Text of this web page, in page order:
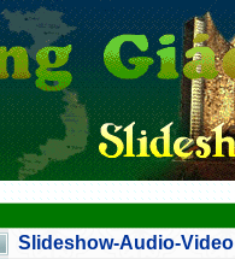
Slideshow-Audio-Video